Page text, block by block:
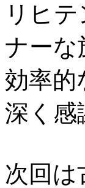
リヒ
ナーな
効率的
深く感
次回